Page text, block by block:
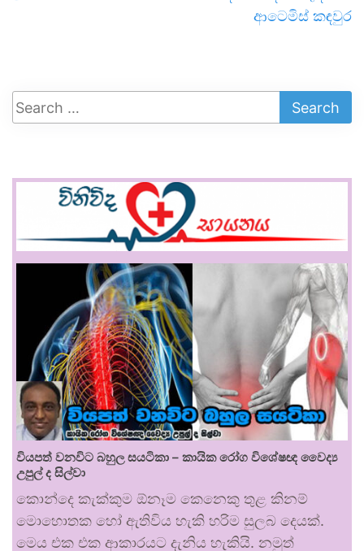
ආටෙමිස් කඳවුර
වියපත් වනවිට බහුල සයටිකා – කායික රෝග විශේෂඥ වෛද්‍ය
උපුල් ද සිල්වා
කොන්දෙ කැක්කුම ඕනෑම කෙනෙකු තුළ කිනම්
මොහොතක හෝ ඇතිවිය හැකි හරිම සුලබ දෙයක්.
මෙය එක එක ආකාරයට දැනිය හැකියි. නමුත්